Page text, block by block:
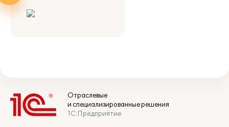
Отраслевые
и специализированные решения
1С:Предприятие